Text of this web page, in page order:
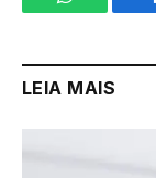
WhatsApp
LEIA MAIS